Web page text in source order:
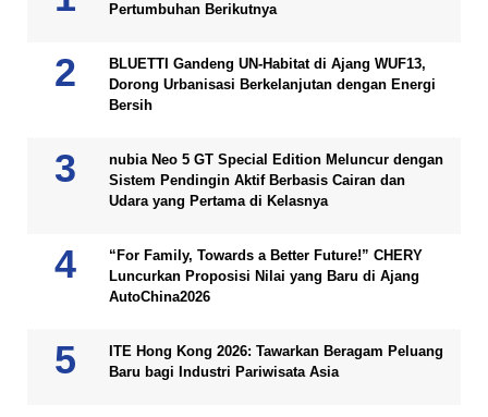
Pertumbuhan Berikutnya
BLUETTI Gandeng UN-Habitat di Ajang WUF13,
Dorong Urbanisasi Berkelanjutan dengan Energi
Bersih
nubia Neo 5 GT Special Edition Meluncur dengan
Sistem Pendingin Aktif Berbasis Cairan dan
Udara yang Pertama di Kelasnya
“For Family, Towards a Better Future!” CHERY
Luncurkan Proposisi Nilai yang Baru di Ajang
AutoChina2026
ITE Hong Kong 2026: Tawarkan Beragam Peluang
Baru bagi Industri Pariwisata Asia